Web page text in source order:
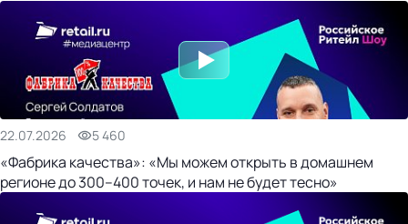
22.07.2026 5 460
«Фабрика качества»: «Мы можем открыть в домашнем
регионе до 300–400 точек, и нам не будет тесно»